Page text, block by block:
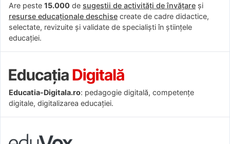
Are peste 15.000 de sugestii de activități de învățare și
resurse educaționale deschise create de cadre didactice,
selectate, revizuite și validate de specialiști în științele
educației.
Educatia-Digitala.ro: pedagogie digitală, competențe
digitale, digitalizarea educației.